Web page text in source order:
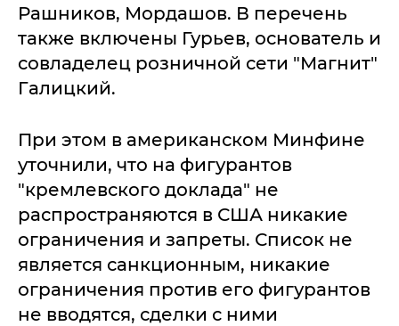
Рашников, Мордашов. В перечень
также включены Гурьев, основатель и
совладелец розничной сети "Магнит"
Галицкий.
При этом в американском Минфине
уточнили, что на фигурантов
"кремлевского доклада" не
распространяются в США никакие
ограничения и запреты. Список не
является санкционным, никакие
ограничения против его фигурантов
не вводятся, сделки с ними